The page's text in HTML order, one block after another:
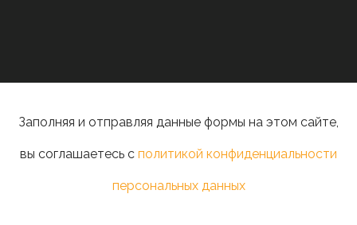
Заполняя и отправляя данные формы на этом сайте,
вы соглашаетесь с политикой конфиденциальности
персональных данных